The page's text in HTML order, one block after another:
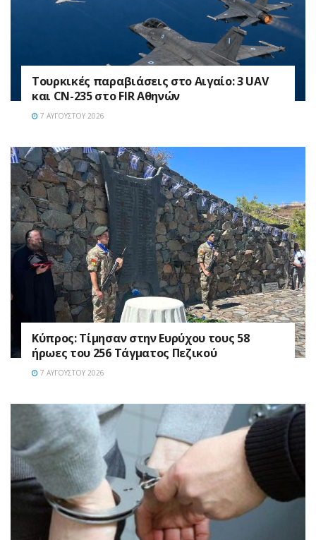
Τουρκικές παραβιάσεις στο Αιγαίο: 3 UAV
και CN-235 στο FIR Αθηνών
7 ΑΥΓΟΎΣΤΟΥ 2026
Κύπρος: Τίμησαν στην Ευρύχου τους 58
ήρωες του 256 Τάγματος Πεζικού
7 ΑΥΓΟΎΣΤΟΥ 2026